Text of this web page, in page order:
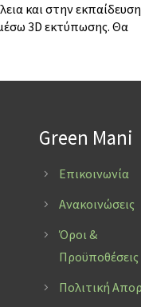
και στην
3D εκτύπωσης. Θα
Green Mani
Επικοινωνία
Ανακοινώσεις
Όροι &
Προϋποθέσεις
Πολιτική